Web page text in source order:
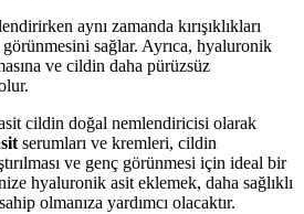
aynı zamanda kırışıklıkları
sağlar. Ayrıca, hyaluronik
ve cildin daha pürüzsüz
cildin doğal nemlendiricisi olarak
serumları ve kremleri, cildin
ve genç görünmesi için ideal bir
hyaluronik asit eklemek, daha sağlıklı
olmanıza yardımcı olacaktır.